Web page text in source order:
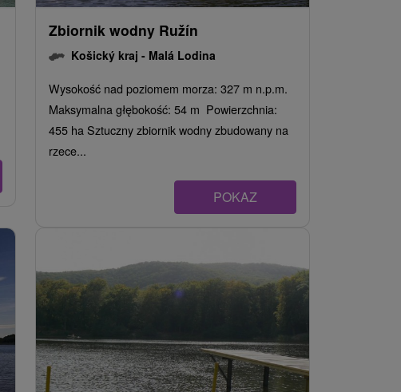
Zbiornik wodny Ružín
Košický kraj - Malá Lodina
Wysokość nad poziomem morza: 327 m n.p.m.
Maksymalna głębokość: 54 m Powierzchnia:
455 ha Sztuczny zbiornik wodny zbudowany na
rzece...
POKAZ